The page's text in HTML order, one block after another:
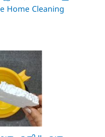
Home Cleaning